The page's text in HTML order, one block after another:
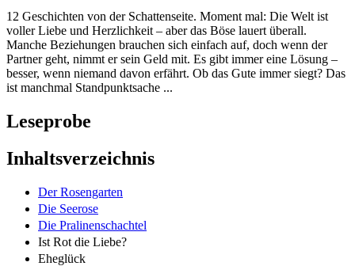
12 Geschichten von der Schattenseite. Moment mal: Die Welt ist
voller Liebe und Herzlichkeit – aber das Böse lauert überall.
Manche Beziehungen brauchen sich einfach auf, doch wenn der
Partner geht, nimmt er sein Geld mit. Es gibt immer eine Lösung –
besser, wenn niemand davon erfährt. Ob das Gute immer siegt? Das
ist manchmal Standpunktsache ...
Leseprobe
Inhaltsverzeichnis
Der Rosengarten
Die Seerose
Die Pralinenschachtel
Ist Rot die Liebe?
Eheglück